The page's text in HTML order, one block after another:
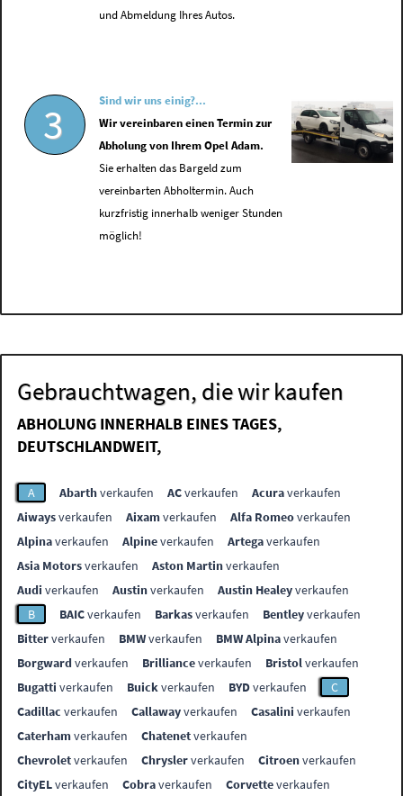
und Abmeldung Ihres Autos.
3
Sind wir uns einig?...
Wir vereinbaren einen Termin zur
Abholung von Ihrem Opel Adam.
Sie erhalten das Bargeld zum
vereinbarten Abholtermin. Auch
kurzfristig innerhalb weniger Stunden
möglich!
Gebrauchtwagen, die wir kaufen
ABHOLUNG INNERHALB EINES TAGES,
DEUTSCHLANDWEIT,
A Abarthverkaufen ACverkaufen Acuraverkaufen
Aiwaysverkaufen Aixamverkaufen Alfa Romeoverkaufen
Alpinaverkaufen Alpineverkaufen Artegaverkaufen
Asia Motorsverkaufen Aston Martinverkaufen
Audi verkaufen Austinverkaufen Austin Healeyverkaufen
B
BAICverkaufen Barkasverkaufen Bentleyverkaufen
Bitterverkaufen BMWverkaufen BMW Alpinaverkaufen
Borgwardverkaufen Brillianceverkaufen Bristolverkaufen
Bugatti verkaufen Buickverkaufen BYDverkaufen
C
Cadillac verkaufen Callawayverkaufen Casalini verkaufen
Caterhamverkaufen Chatenetverkaufen
Chevroletverkaufen Chryslerverkaufen Citroenverkaufen
CityELverkaufen Cobraverkaufen Corvetteverkaufen